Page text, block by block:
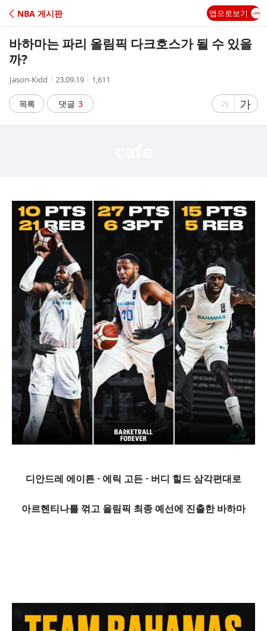
C
A
NBA 게시판 앱으로보기
바하마는 파리 올림픽 다크호스가 될 수 있을
까?
작
자
Jason-Kidd
작
시
간
23.09.19
조
수
1,611
목록 댓글 3
글
가
글
자
가
디안드레 에이튼 - 에릭 고든 - 버디 힐드 삼각편대로
아르헨티나를 꺾고 올림픽 최종 예선에 진출한 바하마